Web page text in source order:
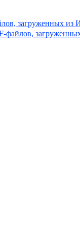
загруженных из
файлов,